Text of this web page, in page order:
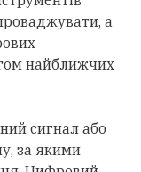
а
найближчих
сигнал або
за якими